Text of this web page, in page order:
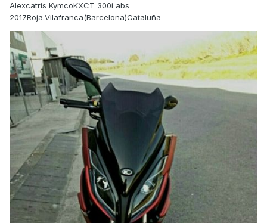
Alexcatris KymcoKXCT 300i abs
2017Roja.Vilafranca(Barcelona)Cataluña